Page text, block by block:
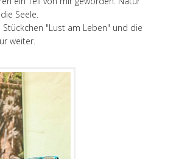
Seele.
Stückchen "Lust am Leben" und die
weiter.